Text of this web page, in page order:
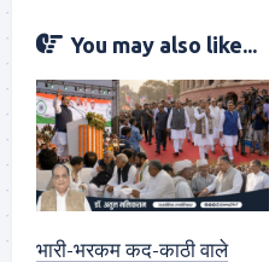
You may also like...
भारी-भरकम कद-काठी वाले